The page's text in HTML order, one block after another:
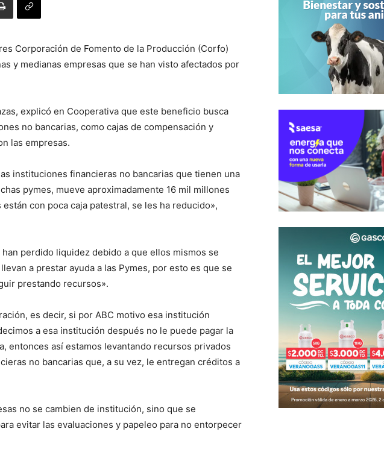
Corporación de Fomento de la Producción (Corfo)
y medianas empresas que se han visto afectados por
explicó en Cooperativa que este beneficio busca
no bancarias, como cajas de compensación y
las empresas.
instituciones financieras no bancarias que tienen una
pymes, mueve aproximadamente 16 mil millones
con poca caja patestral, se les ha reducido»,
perdido liquidez debido a que ellos mismos se
a prestar ayuda a las Pymes, por esto es que se
prestando recursos».
es decir, si por ABC motivo esa institución
a esa institución después no le puede pagar la
entonces así estamos levantando recursos privados
no bancarias que, a su vez, le entregan créditos a
no se cambien de institución, sino que se
evitar las evaluaciones y papeleo para no entorpecer